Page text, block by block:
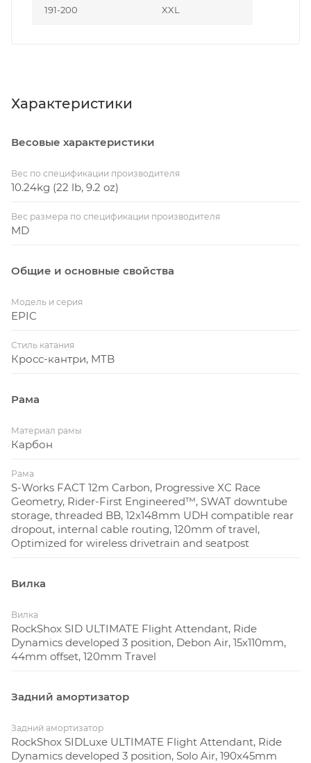
191-200 XXL
Характеристики
Весовые характеристики
Вес по спецификации производителя
10.24kg (22 lb, 9.2 oz)
Вес размера по спецификации производителя
MD
Общие и основные свойства
Модель и серия
EPIC
Стиль катания
Кросс-кантри, MTB
Рама
Материал рамы
Карбон
Рама
S-Works FACT 12m Carbon, Progressive XC Race
Geometry, Rider-First Engineered™, SWAT downtube
storage, threaded BB, 12x148mm UDH compatible rear
dropout, internal cable routing, 120mm of travel,
Optimized for wireless drivetrain and seatpost
Вилка
Вилка
RockShox SID ULTIMATE Flight Attendant, Ride
Dynamics developed 3 position, Debon Air, 15x110mm,
44mm offset, 120mm Travel
Задний амортизатор
Задний амортизатор
RockShox SIDLuxe ULTIMATE Flight Attendant, Ride
Dynamics developed 3 position, Solo Air, 190x45mm